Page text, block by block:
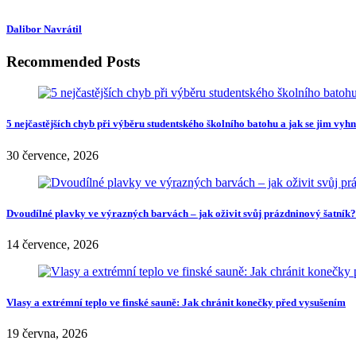
Dalibor Navrátil
Recommended Posts
5 nejčastějších chyb při výběru studentského školního batohu a jak se jim
30 července, 2026
Dvoudílné plavky ve výrazných barvách – jak oživit svůj prázdninový šatník?
14 července, 2026
Vlasy a extrémní teplo ve finské sauně: Jak chránit konečky před vysušením
19 června, 2026